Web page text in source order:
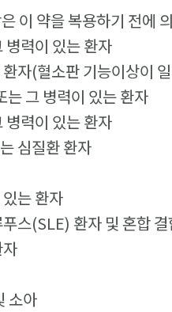
이 약을 복용하기 전에
병력이 있는 환자
자(혈소판 기능이상이
그 병력이 있는 환자
력이 있는 환자
심질환 환자
는 환자
스(SLE) 환자 및 혼합
소아